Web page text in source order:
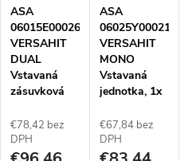
i
s
p
r
ASA
06015E00026
VERSAHIT
DUAL
Vstavaná
zásuvková
zásuvka, 1x
nabíjačka
USB A+C,
€78,42 bez
DPH
ASA
06025Y00021
VERSAHIT
MONO
Vstavaná
jednotka, 1x
USB A+C,
kábel 0,5 m,
GST, čierna
€67,84 bez
DPH